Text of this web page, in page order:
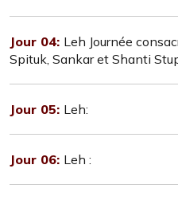
Jour 04: Leh Journée
Spituk, Sankar et Shanti
Jour 05: Leh:
Jour 06: Leh :